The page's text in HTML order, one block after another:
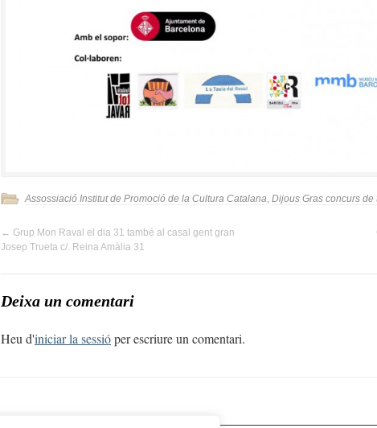
Assossiació Institut de Promoció de la Cultura Catalana, Dijous Gras concurs de
← Grup Mon Raval el dia 31 també al casal gent gran
Josep Trueta c/. Reina Amàlia 31
Deixa un comentari
Heu d'iniciar la sessióper escriure un comentari.